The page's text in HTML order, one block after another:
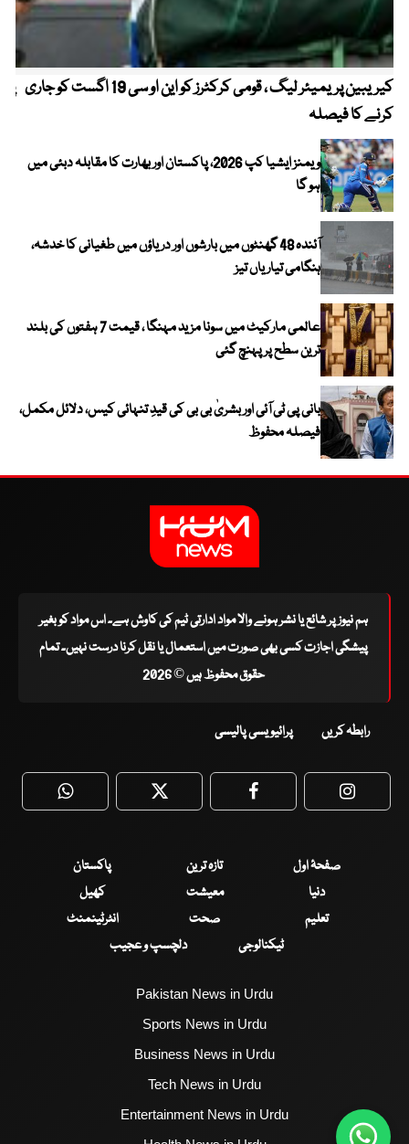
کیریبین پریمیئر لیگ ، قومی کرکٹرز کو این او سی 19 اگست کو جاری
کرنے کا فیصلہ
ویمنز ایشیا کپ 2026، پاکستان اور بھارت کا مقابلہ دبئی میں
ہو گا
آئندہ 48 گھنٹوں میں بارشوں اور دریاؤں میں طغیانی کا خدشہ،
ہنگامی تیاریاں تیز
عالمی مارکیٹ میں سونا مزید مہنگا ، قیمت 7 ہفتوں کی بلند
ترین سطح پر پہنچ گئی
بانی پی ٹی آئی اور بشریٰ بی بی کی قیدِ تنہائی کیس، دلائل مکمل،
فیصلہ محفوظ
ہم نیوز پر شائع یا نشر ہونے والا مواد ادارتی ٹیم کی کاوش ہے۔ اس مواد کو بغیر
پیشگی اجازت کسی بھی صورت میں استعمال یا نقل کرنا درست نہیں۔ تمام
حقوق محفوظ ہیں © 2026
رابطہ کریں پرائیویسی پالیسی
WhatsApp Twitter Facebook
صفحۂ اول تازہ ترین
پاکستان
دنیا
معیشت
کھیل
تعلیم
صحت
انٹرٹینمنٹ
ٹیکنالوجی
دلچسپ و عجیب
Pakistan News in Urdu
Sports News in Urdu
Business News in Urdu
Tech News in Urdu
Entertainment News in Urdu